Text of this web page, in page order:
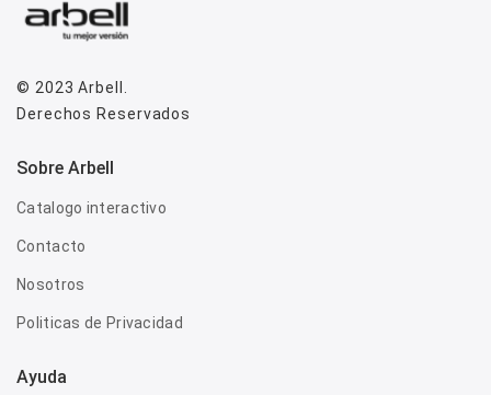
© 2023Arbell
Derechos Reservados
Sobre Arbell
Catalogo interactivo
Contacto
Nosotros
Politicas de Privacidad
Ayuda